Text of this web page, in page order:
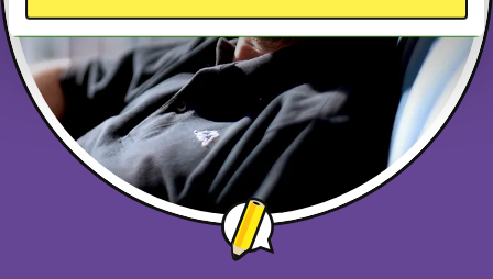
Accetta tutti i cookie” . Se vuoi invece differenziare le
tue preferenze o negare il consenso clicca su
“Gestisci i
cookie”
“Usa solo i cookie tecnici”. Cliccando su
"Usa solo i Cookie tecnici"o sullaX
di chiusura di
questo banner in alto a destra nessun’altra tipologia di
cookie verrà settata. Infine, se vuoi avere maggiori
informazioni, leggi la nostraCookie Policy